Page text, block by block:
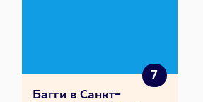
7
Багги в Санкт-